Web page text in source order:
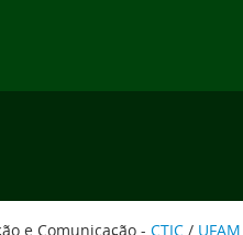
e Comunicação - CTIC / UFAM